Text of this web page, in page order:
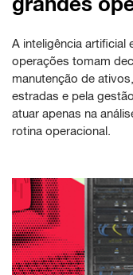
A inteligência artificial
operações tomam
manutenção de
estradas e pela
atuar apenas na
rotina operacional.